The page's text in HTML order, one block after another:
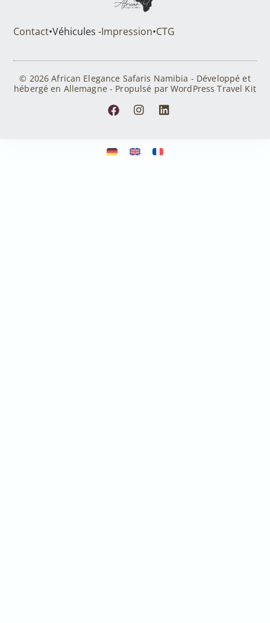
Contact•Véhicules -Impression•CTG
© 2026 African Elegance Safaris Namibia - Développé et
hébergé en Allemagne - Propulsé par WordPress Travel Kit